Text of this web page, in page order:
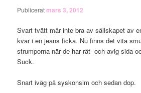
Publicerat mars 3, 2012
Svart tvätt mår inte bra av sällskapet av
kvar i en jeans ficka. Nu finns det vita
strumporna när de har rät- och avig sida
Suck.
Snart iväg på syskonsim och sedan dop.